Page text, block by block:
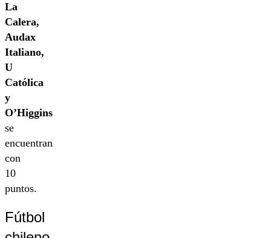
La
Calera,
Audax
Italiano,
U
Católica
y
O’Higgins
se
encuentran
con
10
puntos.
Fútbol